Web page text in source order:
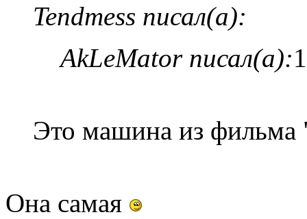
Tendmess писал(а):
AkLeMator писал(а):
Это машина из фильма
Она самая